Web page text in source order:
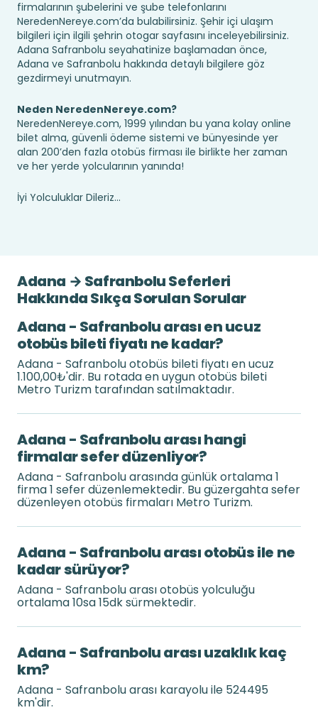
firmalarının şubelerini ve şube telefonlarını
NeredenNereye.com’da bulabilirsiniz. Şehir içi ulaşım
bilgileri için ilgili şehrin otogar sayfasını inceleyebilirsiniz.
Adana Safranbolu seyahatinize başlamadan önce,
Adana ve Safranbolu hakkında detaylı bilgilere göz
gezdirmeyi unutmayın.
Neden NeredenNereye.com?
NeredenNereye.com, 1999 yılından bu yana kolay online
bilet alma, güvenli ödeme sistemi ve bünyesinde yer
alan 200’den fazla otobüs firması ile birlikte her zaman
ve her yerde yolcularının yanında!
İyi Yolculuklar Dileriz...
Adana → Safranbolu Seferleri
Hakkında Sıkça Sorulan Sorular
Adana - Safranbolu arası en ucuz
otobüs bileti fiyatı ne kadar?
Adana - Safranbolu otobüs bileti fiyatı en ucuz
1.100,00₺'dir. Bu rotada en uygun otobüs bileti
Metro Turizm tarafından satılmaktadır.
Adana - Safranbolu arası hangi
firmalar sefer düzenliyor?
Adana - Safranbolu arasında günlük ortalama 1
firma 1 sefer düzenlemektedir. Bu güzergahta sefer
düzenleyen otobüs firmaları Metro Turizm.
Adana - Safranbolu arası otobüs ile ne
kadar sürüyor?
Adana - Safranbolu arası otobüs yolculuğu
ortalama 10sa 15dk sürmektedir.
Adana - Safranbolu arası uzaklık kaç
km?
Adana - Safranbolu arası karayolu ile 524495
km'dir.